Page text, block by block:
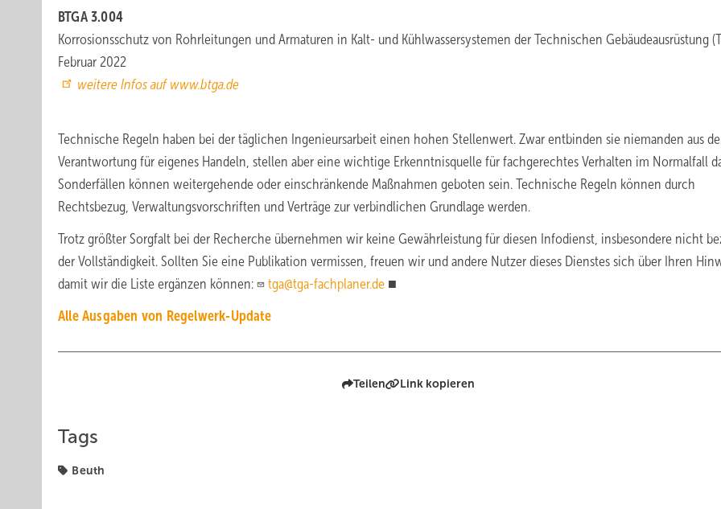
BTGA 3.004
Korrosionsschutz von Rohrleitungen und Armaturen in Kalt- und Kühlwassersystemen der Technischen Gebäudeausrüstung
Februar 2022
weitere Infos auf www.btga.de
Technische Regeln haben bei der täglichen Ingenieursarbeit einen hohen Stellenwert. Zwar entbinden sie niemanden aus
Verantwortung für eigenes Handeln, stellen aber eine wichtige Erkenntnisquelle für fachgerechtes Verhalten im Normalfall
Sonderfällen können weitergehende oder einschränkende Maßnahmen geboten sein. Technische Regeln können durch
Rechtsbezug, Verwaltungsvorschriften und Verträge zur verbindlichen Grundlage werden.
Trotz größter Sorgfalt bei der Recherche übernehmen wir keine Gewährleistung für diesen Infodienst, insbesondere nicht
der Vollständigkeit. Sollten Sie eine Publikation vermissen, freuen wir und andere Nutzer dieses Dienstes sich über Ihren
damit wir die Liste ergänzen können:
tga@tga-fachplaner.de ■
Alle Ausgaben von Regelwerk-Update
Teilen Link kopieren
Tags
Beuth